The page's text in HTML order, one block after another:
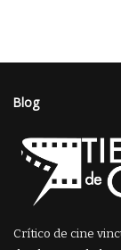
Blog
Crítico de cine